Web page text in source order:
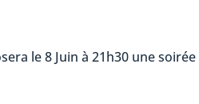
le 8 Juin à 21h30 une soirée